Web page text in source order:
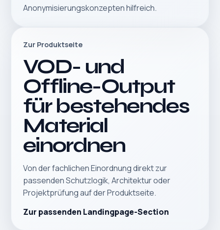
Anonymisierungskonzeptenhilfreich.
Zur Produktseite
VOD- und
Offline-Output
für bestehendes
Material
einordnen
Von der fachlichen Einordnung direkt zur
passenden Schutzlogik, Architektur oder
Projektprüfung auf der Produktseite.
Zur passenden Landingpage-Section